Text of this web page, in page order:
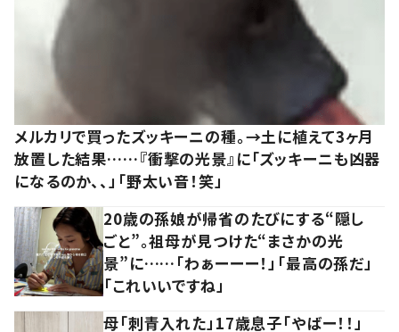
メルカリで買ったズッキーニの種。→土に植えて3ヶ月
放置した結果……『衝撃の光景』に「ズッキーニも凶器
になるのか、、」「野太い音！笑」
20歳の孫娘が帰省のたびにする“隠し
ごと”。祖母が見つけた“まさかの光
景”に……「わぁーーー！」「最高の孫だ」
「これいいですね」
母「刺青入れた」17歳息子「やばー！！」